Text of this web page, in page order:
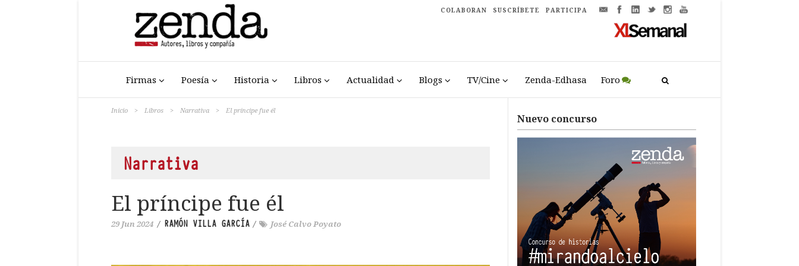
COLABORAN SUSCRÍBETE PARTICIPA
Firmas Poesía Historia Libros Actualidad Blogs TV/Cine Zenda-Edhasa Foro
Inicio > Libros > Narrativa > El príncipe fue él
Narrativa
El príncipe fue él
29 Jun 2024 / RAMÓN VILLA GARCÍA / José Calvo Poyato
Nuevo concurso